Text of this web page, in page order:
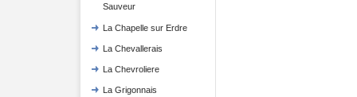
Sauveur
La Chapelle sur Erdre
La Chevallerais
La Chevroliere
La Grigonnais